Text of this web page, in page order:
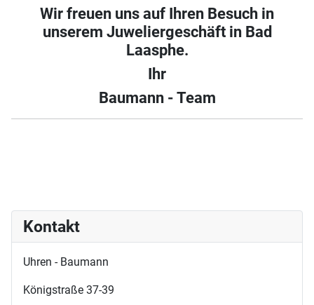
Wir freuen uns auf Ihren Besuch in
unserem Juweliergeschäft in Bad
Laasphe.
Ihr
Baumann - Team
Kontakt
Uhren - Baumann
Königstraße 37-39